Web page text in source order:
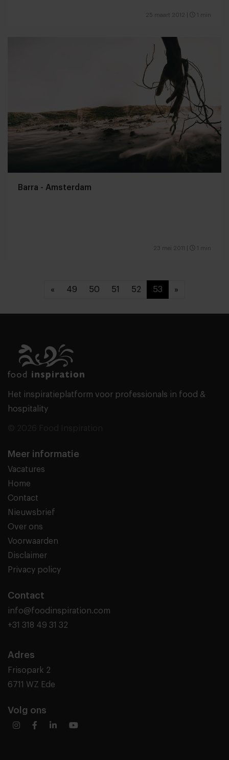
25 maart 2012 1 min
Barra - Amsterdam
23 mei 2011 1 min
« 49 50 51 52 53 »
Het inspiratieplatform voor professionals in food &
hospitality
Meer informatie
Vacatures
Home
Contact
Nieuwsbrief
Over ons
Voorwaarden
Disclaimer
Privacy policy
Contact
info@foodinspiration.com
+31 318 49 31 32
Adres
Frisopark 2
6711 WZ Ede
Volg ons